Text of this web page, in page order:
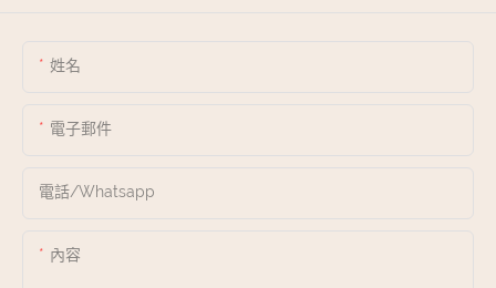
姓名
電子郵件
電話/whatsapp
內容